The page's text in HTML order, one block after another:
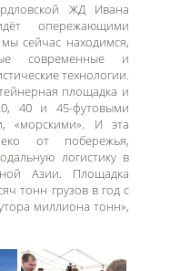
ЖД Ивана
опережающими
сейчас находимся,
современные и
технологии.
площадка и
40 и 45-футовыми
«морскими». И эта
от побережья,
логистику в
Азии. Площадка
тонн грузов в год с
миллиона тонн»,